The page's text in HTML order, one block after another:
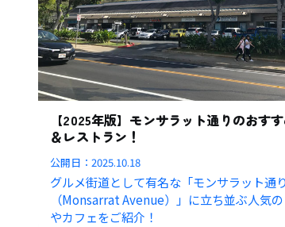
【2025年版】モンサラット通りのおす
＆レストラン！
公開日：2025.10.18
グルメ街道として有名な「モンサラット通り
（Monsarrat Avenue）」に立ち並ぶ人気
やカフェをご紹介！